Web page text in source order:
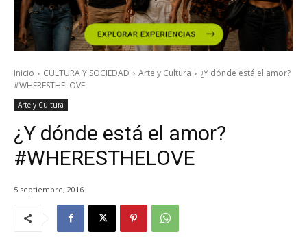
Inicio CULTURA Y SOCIEDAD Arte y Cultura
¿Y dónde está el amor?
#WHERESTHELOVE
Arte y Cultura
¿Y dónde está el amor?
#WHERESTHELOVE
5 septiembre, 2016